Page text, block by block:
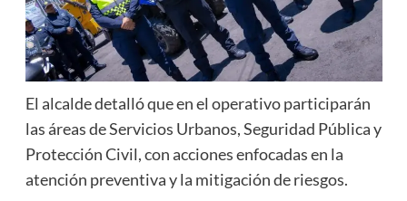
El alcalde detalló que en el operativo participarán
las áreas de Servicios Urbanos, Seguridad Pública y
Protección Civil, con acciones enfocadas en la
atención preventiva y la mitigación de riesgos.